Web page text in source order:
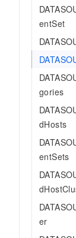
entSet
gories
dHosts
entSets
er
专有云